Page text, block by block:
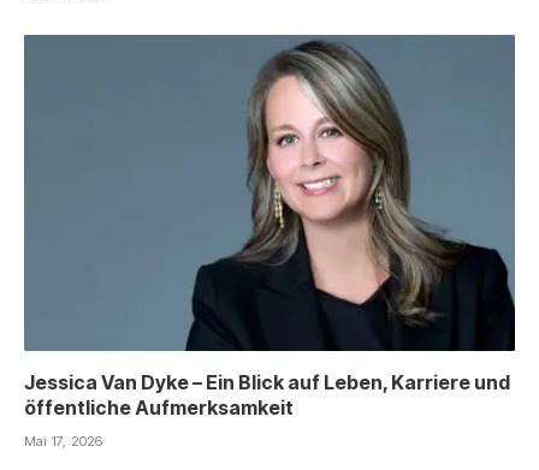
Jessica Van Dyke – Ein Blick auf Leben, Karriere und
öffentliche Aufmerksamkeit
Mai 17, 2026